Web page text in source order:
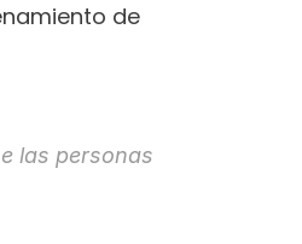
de
las personas